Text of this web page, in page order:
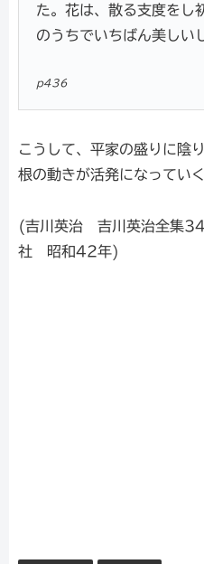
た。花は、散る支度をし
のうちでいちばん美しい
p436
こうして、平家の盛りに陰
根の動きが活発になってい
(吉川英治 吉川英治全集
社 昭和42年)